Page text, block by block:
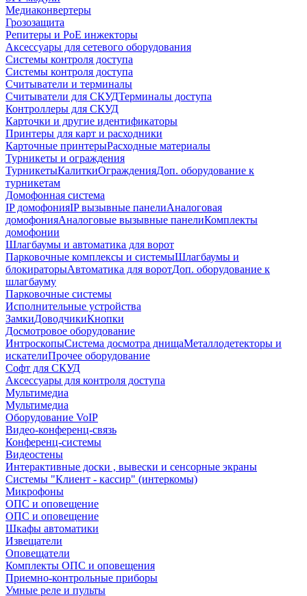
Медиаконвертеры
Грозозащита
Репитеры и PoE инжекторы
Аксессуары для сетевого оборудования
Системы контроля доступа
Системы контроля доступа
Считыватели и терминалы
Считыватели для СКУДТерминалы доступа
Контроллеры для СКУД
Карточки и другие идентификаторы
Принтеры для карт и расходники
Карточные принтерыРасходные материалы
Турникеты и ограждения
ТурникетыКалиткиОгражденияДоп. оборудование к
турникетам
Домофонная система
IP домофонияIP вызывные панелиАналоговая
домофонияАналоговые вызывные панелиКомплекты
домофонии
Шлагбаумы и автоматика для ворот
Парковочные комплексы и системыШлагбаумы и
блокираторыАвтоматика для воротДоп. оборудование к
шлагбауму
Парковочные системы
Исполнительные устройства
ЗамкиДоводчикиКнопки
Досмотровое оборудование
ИнтроскопыСистема досмотра днищаМеталлодетекторы и
искателиПрочее оборудование
Софт для СКУД
Аксессуары для контроля доступа
Мультимедиа
Мультимедиа
Оборудование VoIP
Видео-конференц-связь
Конференц-системы
Видеостены
Интерактивные доски , вывески и сенсорные экраны
Системы "Клиент - кассир" (интеркомы)
Микрофоны
ОПС и оповещение
ОПС и оповещение
Шкафы автоматики
Извещатели
Оповещатели
Комплекты ОПС и оповещения
Приемно-контрольные приборы
Умные реле и пульты